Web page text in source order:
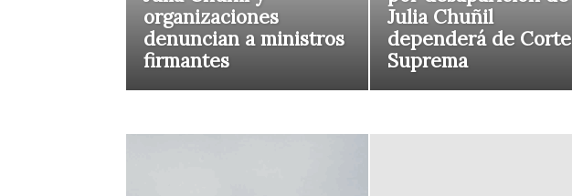
organizaciones
denuncian a ministros
firmantes
Julia Chuñil
dependerá de Corte
Suprema